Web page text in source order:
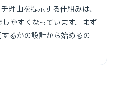
理由を提示する仕組みは、
やすくなっています。まず
るかの設計から始めるの